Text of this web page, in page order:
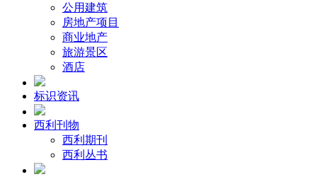
公用建筑
房地产项目
商业地产
旅游景区
酒店
标识资讯
西利刊物
西利期刊
西利丛书